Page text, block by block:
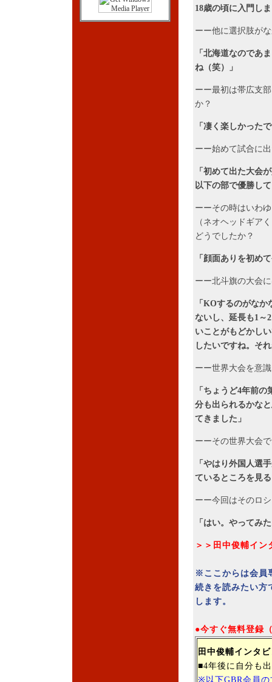
18歳の頃に入門し
ーー他に選択肢が
「北海道なのであ
ね（笑）」
ーー最初は帯広支
か？
「凄く楽しかった
ーー始めて試合に
「初めて出た大会
以下の部で優勝し
ーーその時はいわ
（ネオヘッドギア
どうでしたか？
「顔面ありを初め
ーー北斗旗の大会
「KOするのがな
ないし、延長も1～
いことがもどかし
したいですね。そ
ーー世界大会を意
「ちょうど4年前
分も出られるかな
てきました」
ーーその世界大会
「やはり外国人選
ているところを見
ーー今回はそのロ
「はい。やってみ
＞＞田中俊輔イン
※ここからは会員
続きを読みたい方
します。
●今すぐ無料登録
田中俊輔インタ
■4年後に自分も
※以下GBR会員